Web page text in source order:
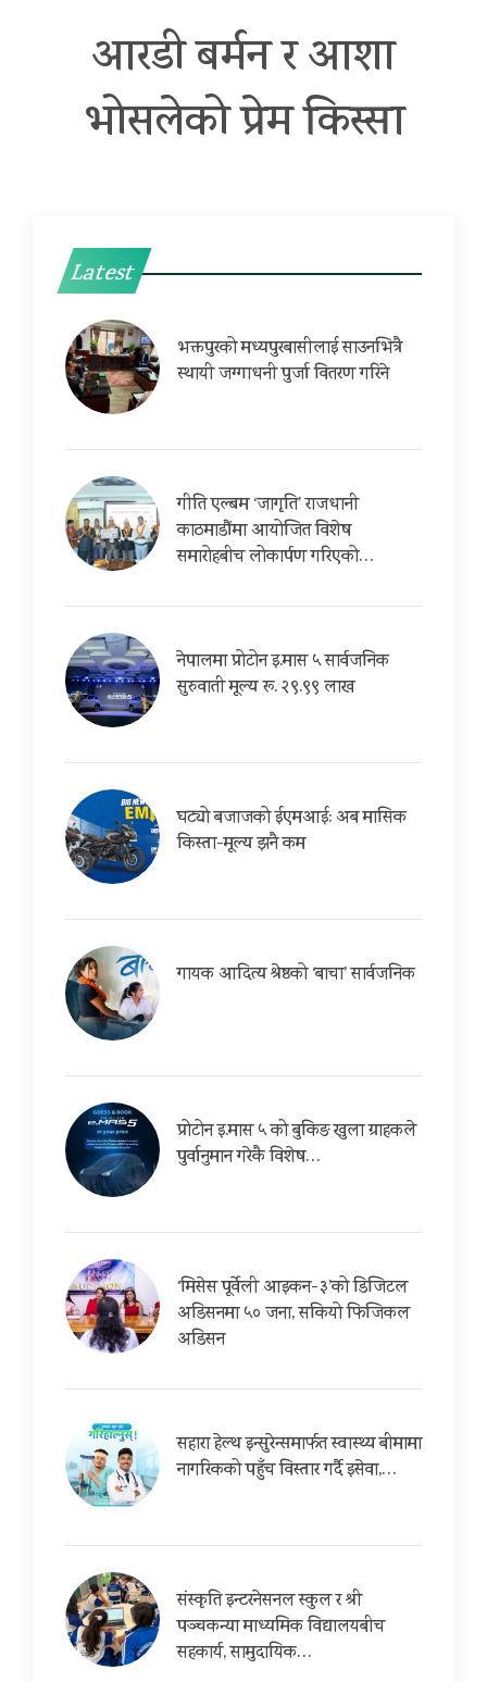
आरडी बर्मन र आशा
भोसलेको प्रेम किस्सा
Latest
भक्तपुरको मध्यपुरबासीलाई साउनभित्रै
स्थायी जग्गाधनी पुर्जा वितरण गरिने
गीति एल्बम ‘जागृति’ राजधानी
काठमाडौंमा आयोजित विशेष
समारोहबीच लोकार्पण गरिएको…
नेपालमा प्रोटोन इ.मास ५ सार्वजनिक
सुरुवाती मूल्य रू. २९.९९ लाख
घट्यो बजाजको ईएमआई: अब मासिक
किस्ता-मूल्य झनै कम
गायक आदित्य श्रेष्ठको ‘बाचा’ सार्वजनिक
प्रोटोन इ.मास ५ को बुकिङ खुला ग्राहकले
पुर्वानुमान गरेकै विशेष…
‘मिसेस पूर्वेली आइकन-३’को डिजिटल
अडिसनमा ५० जना, सकियो फिजिकल
अडिसन
सहारा हेल्थ इन्सुरेन्समार्फत स्वास्थ्य बीमामा
नागरिकको पहुँच विस्तार गर्दै इसेवा,…
संस्कृति इन्टरनेसनल स्कुल र श्री
पञ्चकन्या माध्यमिक विद्यालयबीच
सहकार्य, सामुदायिक…